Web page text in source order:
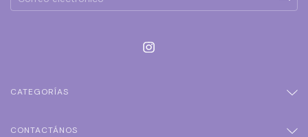
CATEGORÍAS
CONTACTÁNOS